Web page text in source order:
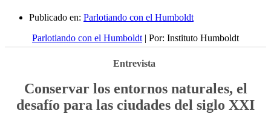
Publicado en: Parlotiando con el Humboldt
Parlotiando con el Humboldt | Por: Instituto Humboldt
Entrevista
Conservar los entornos naturales, el
desafío para las ciudades del siglo XXI